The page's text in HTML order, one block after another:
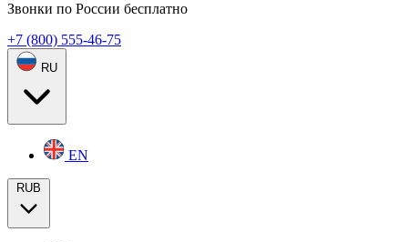
Звонки по России бесплатно
+7 (800) 555-46-75
RU
EN
RUB